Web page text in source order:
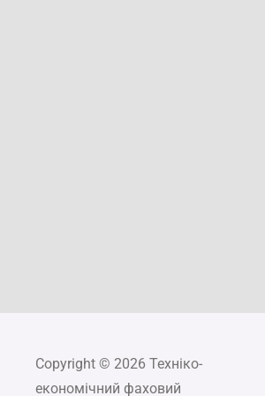
Copyright © 2026 Техніко-
економічний фаховий